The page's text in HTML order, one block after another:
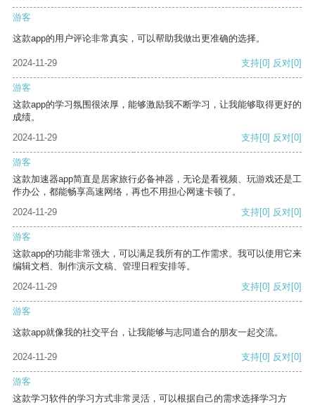
游客
这款app的用户评论非常真实，可以帮助我做出更准确的选择。
2024-11-29 支持[0] 反对[0]
游客
这款app的学习氛围很浓厚，能够激励我不断学习，让我能够取得更好的
成绩。
2024-11-29
支持[0] 反对[0]
游客
这款加速器app简直是居家旅行必备神器，无论是看视频、玩游戏还是工
作办公，都能畅享高速网络，再也不用担心网速卡顿了。
2024-11-29
支持[0] 反对[0]
游客
这款app的功能非常强大，可以满足我所有的工作需求。我可以使用它来
编辑文档、制作演示文稿、管理日程安排等。
2024-11-29
支持[0] 反对[0]
游客
这款app就像我的社交平台，让我能够与志同道合的朋友一起交流。
2024-11-29 支持[0] 反对[0]
游客
这款学习软件的学习方式非常灵活，可以根据自己的需求选择学习方